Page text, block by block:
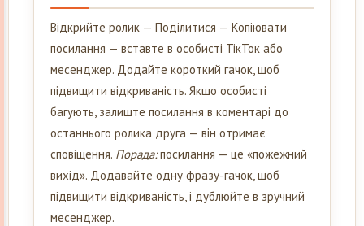
Відкрийте ролик — Поділитися — Копіювати
посилання — вставте в особисті ТікТок або
месенджер. Додайте короткий гачок, щоб
підвищити відкриваність. Якщо особисті
багують, залиште посилання в коментарі до
останнього ролика друга — він отримає
сповіщення. Порада:посилання — це «пожежний
вихід». Додавайте одну фразу-гачок, щоб
підвищити відкриваність, і дублюйте в зручний
месенджер.